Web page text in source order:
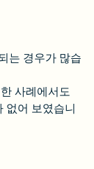
는 경우가 많습
사례에서도
없어 보였습니